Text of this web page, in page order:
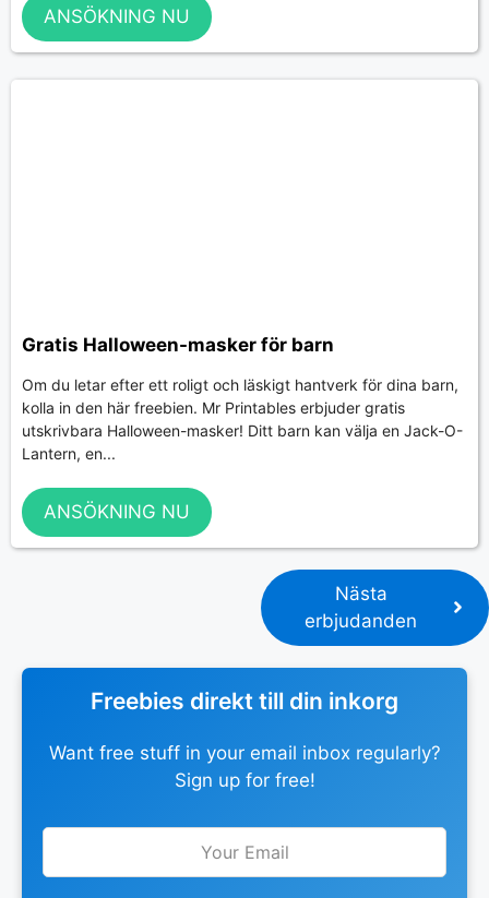
ANSÖKNING NU
Gratis Halloween-masker för barn
Om du letar efter ett roligt och läskigt hantverk för dina barn,
kolla in den här freebien. Mr Printables erbjuder gratis
utskrivbara Halloween-masker! Ditt barn kan välja en Jack-O-
Lantern, en...
ANSÖKNING NU
Nästa
erbjudanden
Freebies direkt till din inkorg
Want free stuff in your email inbox regularly?
Sign up for free!
Leave